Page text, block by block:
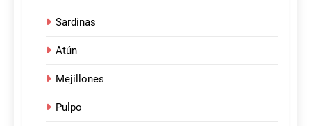
Sardinas
Atún
Mejillones
Pulpo